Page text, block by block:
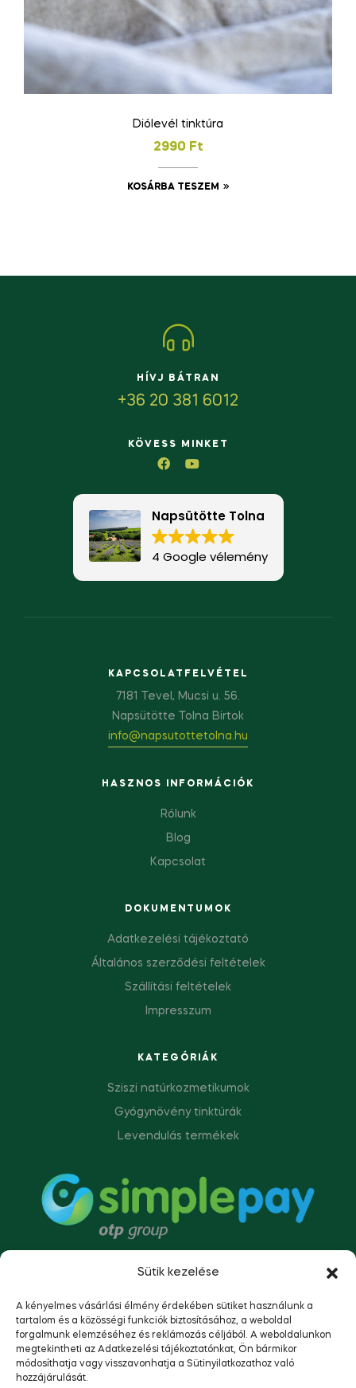
Sütik kezelése
A kényelmes vásárlási élmény érdekében sütiket használunk a
tartalom és a közösségi funkciók biztosításához, a weboldal
forgalmunk elemzéséhez és reklámozás céljából. A weboldalunkon
megtekintheti az Adatkezelési tájékoztatónkat, Ön bármikor
módosíthatja vagy visszavonhatja a Sütinyilatkozathoz való
hozzájárulását.
Diólevél tinktúra
2990 Ft
KOSÁRBA TESZEM
HÍVJ BÁTRAN
+36 20 381 6012
KÖVESS MINKET
Napsütötte Tolna
4 Google vélemény
KAPCSOLATFELVÉTEL
7181 Tevel, Mucsi u. 56.
Napsütötte Tolna Birtok
info@napsutottetolna.hu
HASZNOS INFORMÁCIÓK
Rólunk
Blog
Kapcsolat
DOKUMENTUMOK
Adatkezelési tájékoztató
Általános szerződési feltételek
Szállítási feltételek
Impresszum
KATEGÓRIÁK
Sziszi natúrkozmetikumok
Gyógynövény tinktúrák
Levendulás termékek